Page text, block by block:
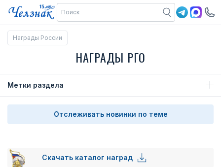
Награды России
НАГРАДЫ РГО
Метки раздела
Отслеживать новинки по теме
Скачать каталог наград